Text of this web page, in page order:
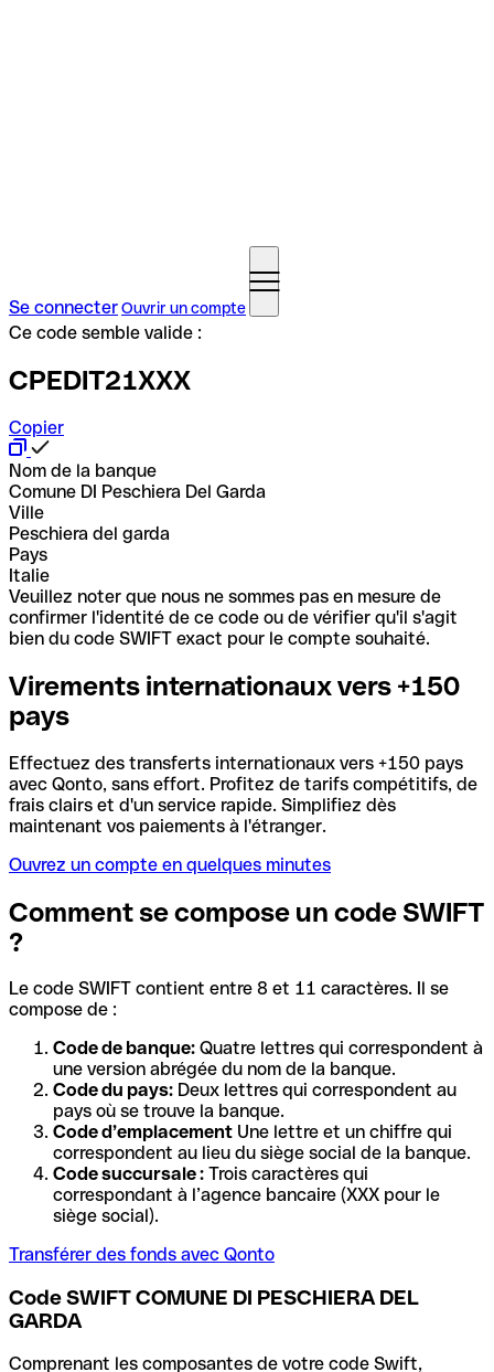
Se connecterOuvrir un compte
Ce code semble valide :
CPEDIT21XXX
Copier
Nom de la banque
Comune DI Peschiera Del Garda
Ville
Peschiera del garda
Pays
Italie
Veuillez noter que nous ne sommes pas en mesure de
confirmer l'identité de ce code ou de vérifier qu'il s'agit
bien du code SWIFT exact pour le compte souhaité.
Virements internationaux vers +150
pays
Effectuez des transferts internationaux vers +150 pays
avec Qonto, sans effort. Profitez de tarifs compétitifs, de
frais clairs et d'un service rapide. Simplifiez dès
maintenant vos paiements à l'étranger.
Ouvrez un compte en quelques minutes
Comment se compose un code SWIFT
?
Le code SWIFT contient entre 8 et 11 caractères. Il se
compose de :
Code de banque: Quatre lettres qui correspondent à
une version abrégée du nom de la banque.
Code du pays: Deux lettres qui correspondent au
pays où se trouve la banque.
Code d’emplacement Une lettre et un chiffre qui
correspondent au lieu du siège social de la banque.
Code succursale : Trois caractères qui
correspondant à l’agence bancaire (XXX pour le
siège social).
Transférer des fonds avec Qonto
Code SWIFT COMUNE DI PESCHIERA DEL
GARDA
Comprenant les composantes de votre code Swift,